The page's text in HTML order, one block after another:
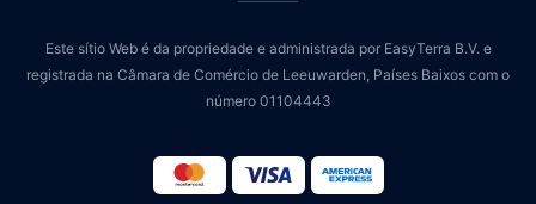
Este sítio Web é da propriedade e administrada por EasyTerra B.V. e
registrada na Câmara de Comércio de Leeuwarden, Países Baixos com o
número 01104443